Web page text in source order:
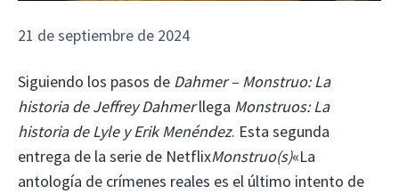
21 de septiembre de 2024
Siguiendo los pasos de Dahmer – Monstruo: La
historia de Jeffrey Dahmerllega Monstruos: La
historia de Lyle y Erik Menéndez. Esta segunda
entrega de la serie de NetflixMonstruo(s)«La
antología de crímenes reales es el último intento de